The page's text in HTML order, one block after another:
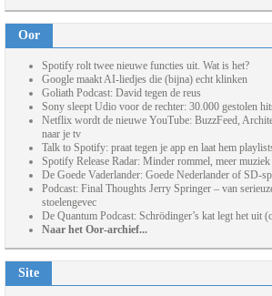
Oor
Spotify rolt twee nieuwe functies uit. Wat is het?
Google maakt AI-liedjes die (bijna) echt klinken
Goliath Podcast: David tegen de reus
Sony sleept Udio voor de rechter: 30.000 gestolen
Netflix wordt de nieuwe YouTube: BuzzFeed,
naar je tv
Talk to Spotify: praat tegen je app en laat hem
Spotify Release Radar: Minder rommel, meer
De Goede Vaderlander: Goede Nederlander of SD-
Podcast: Final Thoughts Jerry Springer – van
stoelengevec
De Quantum Podcast: Schrödinger’s kat legt het uit
Naar het Oor-archief...
Site